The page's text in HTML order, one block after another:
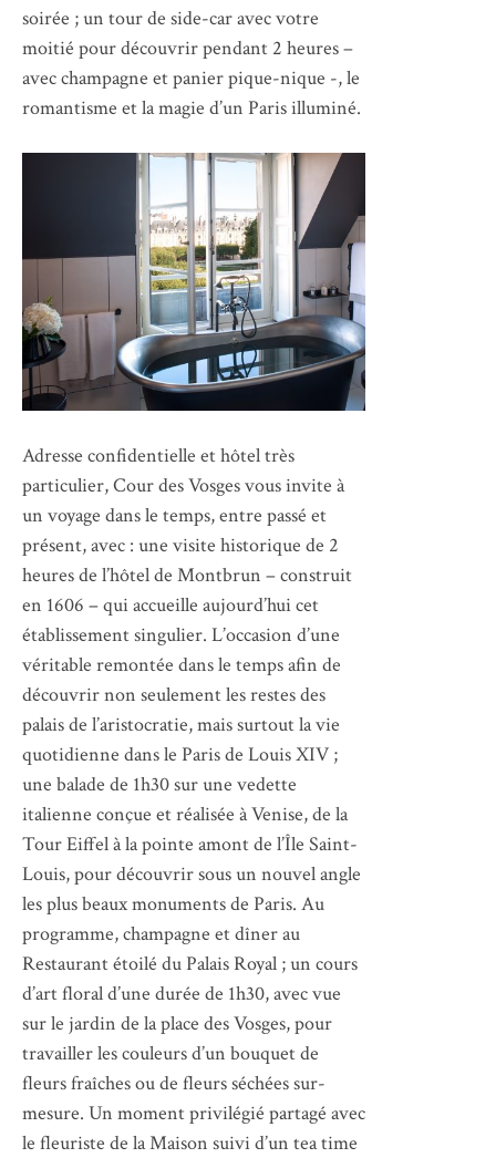
soirée ; un tour de side-car avec votre
moitié pour découvrir pendant 2 heures –
avec champagne et panier pique-nique -, le
romantisme et la magie d’un Paris illuminé.
Adresse confidentielle et hôtel très
particulier, Cour des Vosges vous invite à
un voyage dans le temps, entre passé et
présent, avec : une visite historique de 2
heures de l’hôtel de Montbrun – construit
en 1606 – qui accueille aujourd’hui cet
établissement singulier. L’occasion d’une
véritable remontée dans le temps afin de
découvrir non seulement les restes des
palais de l’aristocratie, mais surtout la vie
quotidienne dans le Paris de Louis XIV ;
une balade de 1h30 sur une vedette
italienne conçue et réalisée à Venise, de la
Tour Eiffel à la pointe amont de l’Île Saint-
Louis, pour découvrir sous un nouvel angle
les plus beaux monuments de Paris. Au
programme, champagne et dîner au
Restaurant étoilé du Palais Royal ; un cours
d’art floral d’une durée de 1h30, avec vue
sur le jardin de la place des Vosges, pour
travailler les couleurs d’un bouquet de
fleurs fraîches ou de fleurs séchées sur-
mesure. Un moment privilégié partagé avec
le fleuriste de la Maison suivi d’un tea time